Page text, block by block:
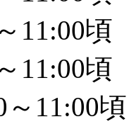
～11:00頃
11:00頃
11:00頃